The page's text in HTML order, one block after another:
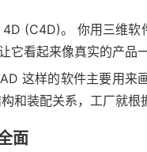
(C4D)。 你用三维软
它看起来像真实的产品
这样的软件主要用来
和装配关系，工厂就根
面